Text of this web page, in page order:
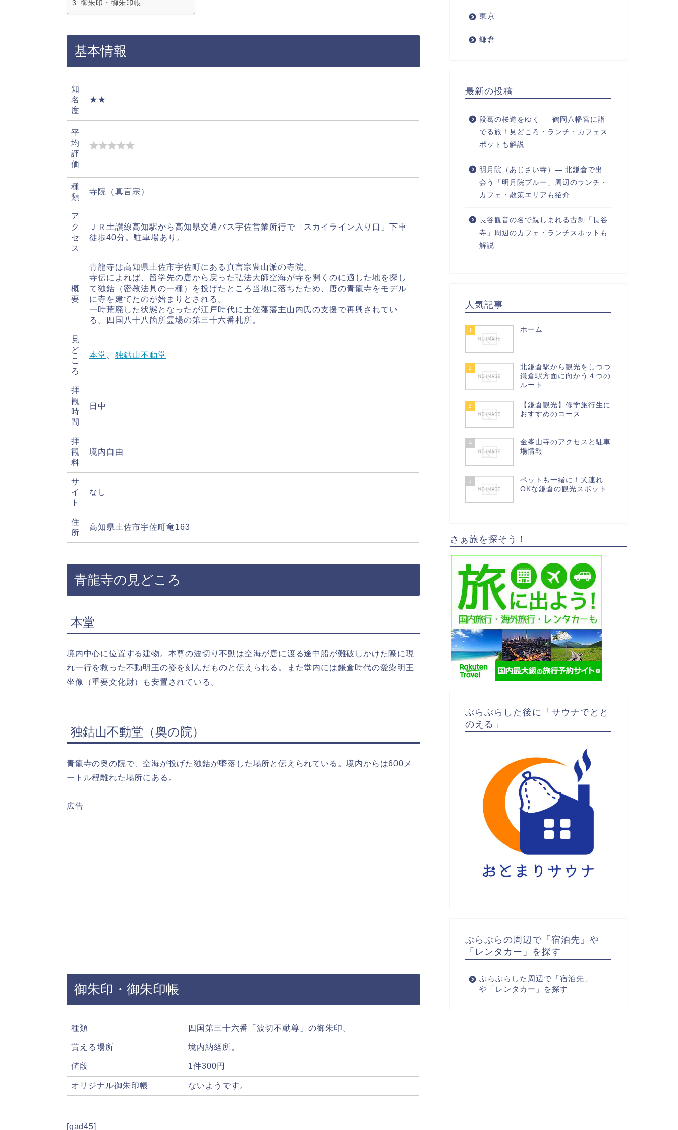
御朱印・御朱印帳
基本情報
知
名
度
★★
平
均
評
価
種
類
寺院（真言宗）
ア
ク
セ
ス
ＪＲ土讃線高知駅から高知県交通バス宇佐営業所行で「スカイライン入り口」下車
徒歩40分。駐車場あり。
概
要
青龍寺は高知県土佐市宇佐町にある真言宗豊山派の寺院。
寺伝によれば、留学先の唐から戻った弘法大師空海が寺を開くのに適した地を探し
て独鈷（密教法具の一種）を投げたところ当地に落ちたため、唐の青龍寺をモデル
に寺を建てたのが始まりとされる。
一時荒廃した状態となったが江戸時代に土佐藩藩主山内氏の支援で再興されてい
る。四国八十八箇所霊場の第三十六番札所。
見
ど
こ
ろ
本堂 独鈷山不動堂
拝
観
時
間
日中
拝
観
料
境内自由
サ
イ
ト
なし
住
所
高知県土佐市宇佐町竜163
青龍寺の見どころ
本堂
境内中心に位置する建物。本尊の波切り不動は空海が唐に渡る途中船が難破しかけた際に現
れ一行を救った不動明王の姿を刻んだものと伝えられる。また堂内には鎌倉時代の愛染明王
坐像（重要文化財）も安置されている。
独鈷山不動堂（奥の院）
青龍寺の奥の院で、空海が投げた独鈷が墜落した場所と伝えられている。境内からは600メ
ートル程離れた場所にある。
広告
御朱印・御朱印帳
種類 四国第三十六番「波切不動尊」の御朱印。
貰える場所 境内納経所。
値段 1件300円
オリジナル御朱印帳 ないようです。
[gad45]
東京
鎌倉
最新の投稿
段葛の桜道をゆく ― 鶴岡八幡宮に詣
でる旅！見どころ・ランチ・カフェス
ポットも解説
明月院（あじさい寺）― 北鎌倉で出
会う「明月院ブルー」周辺のランチ・
カフェ・散策エリアも紹介
長谷観音の名で親しまれる古刹「長谷
寺」周辺のカフェ・ランチスポットも
解説
人気記事
1 ホーム
2
北鎌倉駅から観光をしつつ
鎌倉駅方面に向かう４つの
ルート
3
【鎌倉観光】修学旅行生に
おすすめのコース
4
金峯山寺のアクセスと駐車
場情報
5
ペットも一緒に！犬連れ
OKな鎌倉の観光スポット
さぁ旅を探そう！
ぶらぶらした後に「サウナでとと
のえる」
ぶらぶらの周辺で「宿泊先」や
「レンタカー」を探す
ぶらぶらした周辺で「宿泊先」
や「レンタカー」を探す